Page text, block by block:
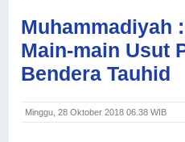
Muhammadiyah
Main-main Usut
Bendera Tauhid
Minggu, 28 Oktober 2018 06.38 WIB